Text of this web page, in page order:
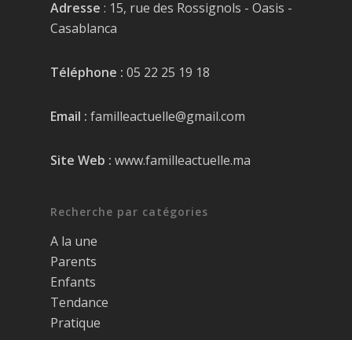
Adresse : 15, rue des Rossignols - Oasis -
Casablanca
Téléphone : 05 22 25 19 18
Email : familleactuelle@gmail.com
Site Web : www.familleactuelle.ma
Recherche par catégories
A la une
Parents
Enfants
Tendance
Pratique